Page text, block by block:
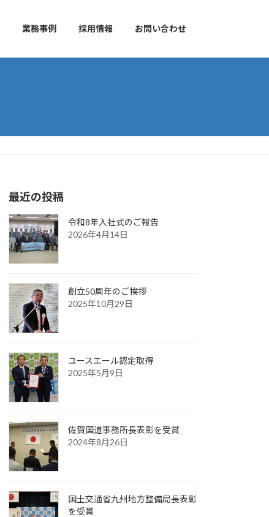
業務事例 採用情報 お問い合わせ
最近の投稿
令和8年入社式のご報告
2026年4月14日
創立50周年のご挨拶
2025年10月29日
ユースエール認定取得
2025年5月9日
佐賀国道事務所長表彰を受賞
2024年8月26日
国土交通省九州地方整備局長表彰
を受賞